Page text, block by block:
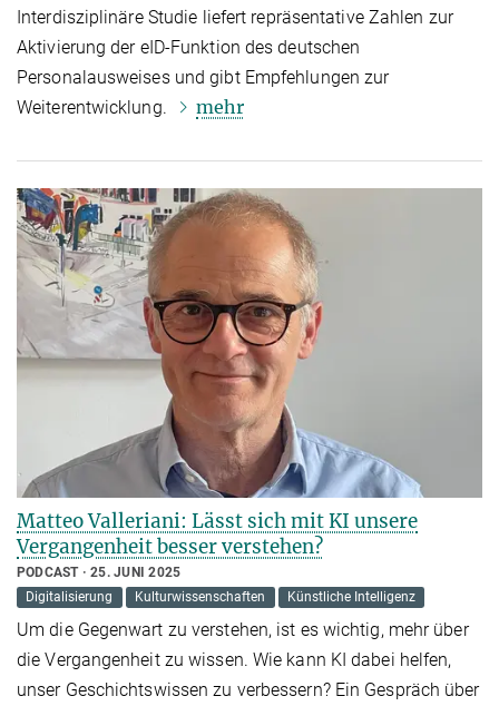
Interdisziplinäre Studie liefert repräsentative Zahlen zur
Aktivierung der eID-Funktion des deutschen
Personalausweises und gibt Empfehlungen zur
Weiterentwicklung.
mehr
Matteo Valleriani: Lässt sich mit KI unsere
Vergangenheit besser verstehen?
PODCAST
25. JUNI 2025
Digitalisierung
Kulturwissenschaften Künstliche Intelligenz
Um die Gegenwart zu verstehen, ist es wichtig, mehr über
die Vergangenheit zu wissen. Wie kann KI dabei helfen,
unser Geschichtswissen zu verbessern? Ein Gespräch über